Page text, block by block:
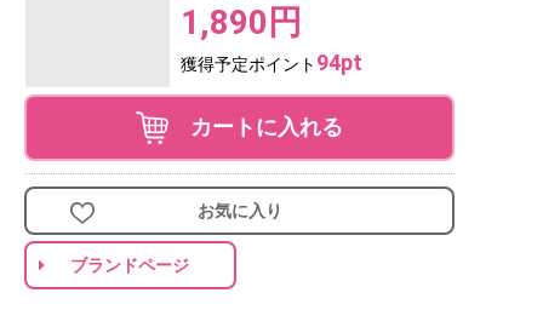
1,890円
獲得予定ポイント 94pt
カートに入れる
お気に入り
ブランドページ